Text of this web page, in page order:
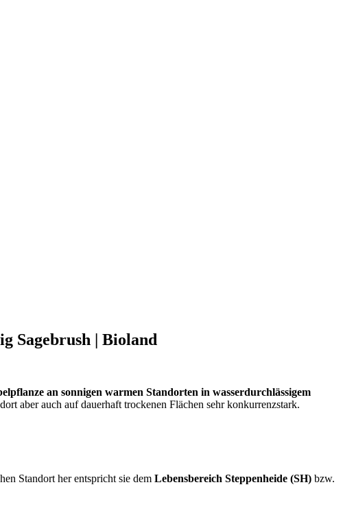
Sagebrush | Bioland
an sonnigen warmen Standorten in wasserdurchlässigem
aber auch auf dauerhaft trockenen Flächen sehr konkurrenzstark.
Standort her entspricht sie dem Lebensbereich Steppenheide (SH) bzw.